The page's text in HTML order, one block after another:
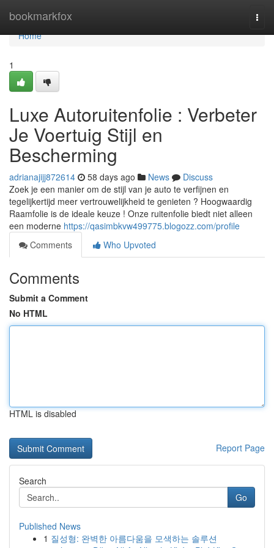
bookmarkfox
Home
Home
1
Luxe Autoruitenfolie : Verbeter
Je Voertuig Stijl en
Bescherming
adrianajijj872614 58 days ago News
Discuss
Zoek je een manier om de stijl van je auto te verfijnen en
tegelijkertijd meer vertrouwelijkheid te genieten ? Hoogwaardig
Raamfolie is de ideale keuze ! Onze ruitenfolie biedt niet alleen
een moderne https://qasimbkvw499775.blogozz.com/profile
Comments
Who Upvoted
Comments
Submit a Comment
No HTML
HTML is disabled
Report Page
Search
Go
Published News
1 질성형: 완벽한 아름다움을 모색하는 솔루션